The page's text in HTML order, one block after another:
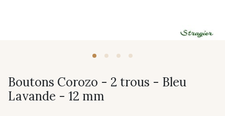
Boutons Corozo - 2 trous - Bleu
Lavande - 12 mm